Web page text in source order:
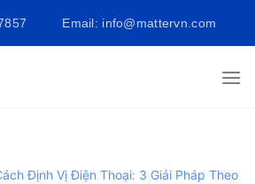
Email: info@mattervn.com
Định Vị Điện Thoại: 3 Giải Pháp Theo